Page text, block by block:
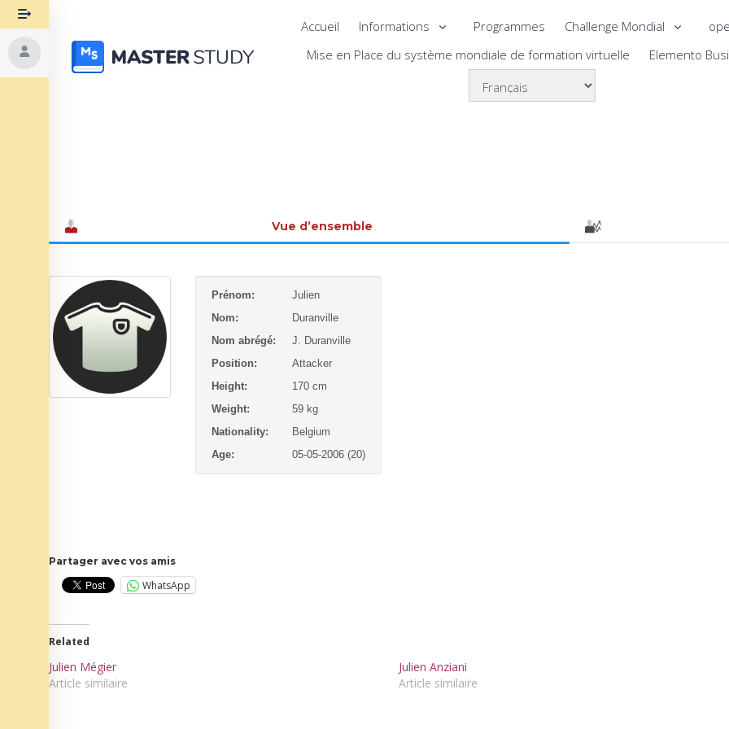
Accueil Informations Programmes Challenge Mondial
Mise en Place du système mondiale de formation virtuelle
Elemento
Vue d’ensemble
Prénom:
Julien
Nom:
Duranville
Nom abrégé:
J. Duranville
Position:
Attacker
Height:
170 cm
Weight:
59 kg
Nationality:
Belgium
Age:
05-05-2006 (20)
Partager avec vos amis
WhatsApp
Related
Julien Mégier
Article similaire
Julien Anziani
Article similaire